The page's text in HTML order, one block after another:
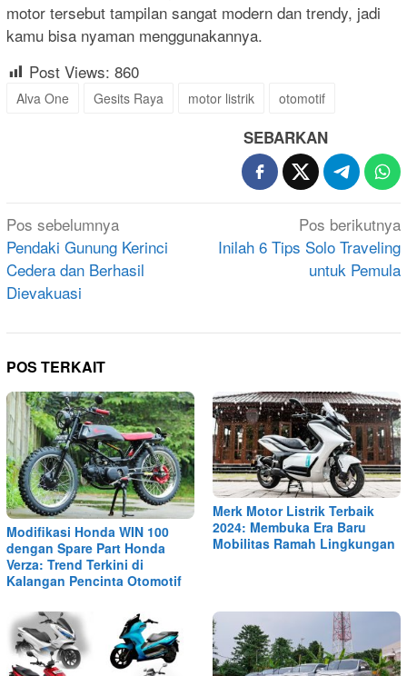
motor tersebut tampilan sangat modern dan trendy, jadi
kamu bisa nyaman menggunakannya.
Post Views: 860
Alva One Gesits Raya motor listrik otomotif
SEBARKAN
Navigasi
pos
Pos sebelumnya
Pendaki Gunung Kerinci
Cedera dan Berhasil
Dievakuasi
Pos berikutnya
Inilah 6 Tips Solo Traveling
untuk Pemula
POS TERKAIT
Modifikasi Honda WIN 100
dengan Spare Part Honda
Verza: Trend Terkini di
Kalangan Pencinta Otomotif
Merk Motor Listrik Terbaik
2024: Membuka Era Baru
Mobilitas Ramah Lingkungan